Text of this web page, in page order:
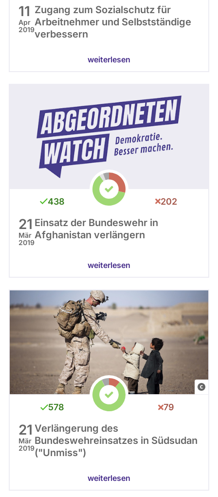
11
Apr
2019
Zugang zum Sozialschutz für
Arbeitnehmer und Selbstständige
verbessern
weiterlesen
438 202
21
Mär
2019
Einsatz der Bundeswehr in
Afghanistan verlängern
weiterlesen
C
578 79
21
Mär
2019
Verlängerung des
Bundeswehreinsatzes in Südsudan
("Unmiss")
weiterlesen